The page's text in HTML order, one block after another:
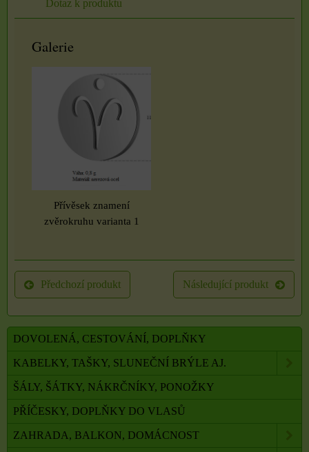
Dotaz k produktu
Galerie
Přívěsek znamení
zvěrokruhu varianta 1
Předchozí produkt Následující produkt
DOVOLENÁ, CESTOVÁNÍ, DOPLŇKY
KABELKY, TAŠKY, SLUNEČNÍ BRÝLE AJ.
ŠÁLY, ŠÁTKY, NÁKRČNÍKY, PONOŽKY
PŘÍČESKY, DOPLŇKY DO VLASŮ
ZAHRADA, BALKON, DOMÁCNOST